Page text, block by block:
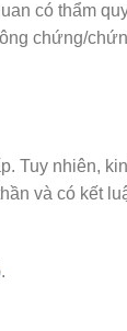
có thẩm
chứng/
Tuy nhiên,
và có kết